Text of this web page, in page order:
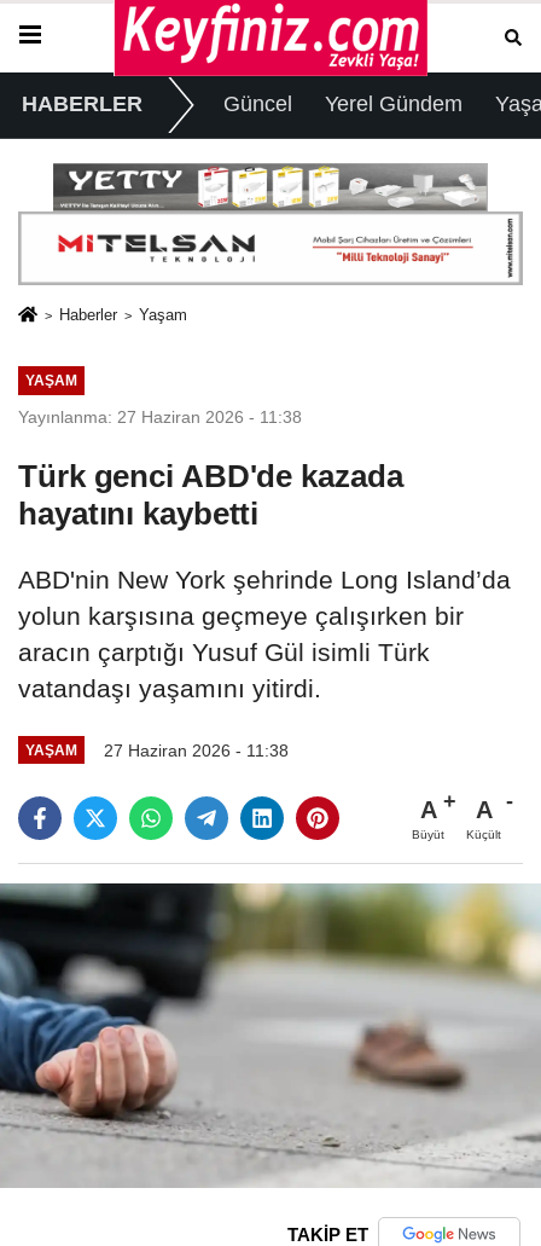
HABERLER Güncel Yerel Gündem
Haberler Yaşam
YAŞAM
Yayınlanma: 27 Haziran 2026 - 11:38
Türk genci ABD'de kazada
hayatını kaybetti
ABD'nin New York şehrinde Long Island’da
yolun karşısına geçmeye çalışırken bir
aracın çarptığı Yusuf Gül isimli Türk
vatandaşı yaşamını yitirdi.
YAŞAM 27 Haziran 2026 - 11:38
A
Büyüt
A
Küçült
TAKİP ET